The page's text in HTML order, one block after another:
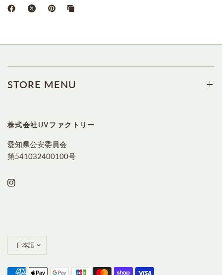
STORE MENU
株式会社UVファクトリー
愛知県公安委員会
第541032400100号
を